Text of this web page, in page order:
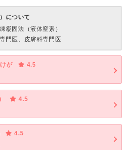
について
凝固法（液体窒素）
門医、皮膚科専門医
けが
4.5
4.5
4.5